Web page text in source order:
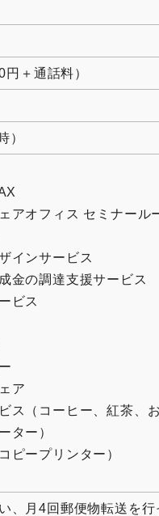
＋通話料）
）
アオフィス セミナール
インサービス
金の調達支援サービス
ビス
ア
ス（コーヒー、紅茶、お
ター）
ピープリンター）
、月4回郵便物転送を行